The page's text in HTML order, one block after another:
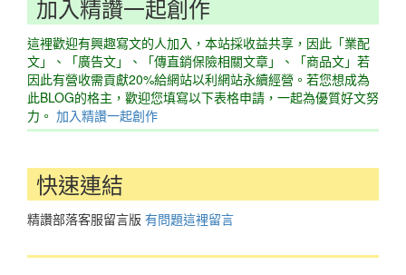
加入精讚一起創作
這裡歡迎有興趣寫文的人加入，本站採收益共享，因此「業配
文」、「廣告文」、「傳直銷保險相關文章」、「商品文」若
因此有營收需貢獻20%給網站以利網站永續經營。若您想成為
此BLOG的格主，歡迎您填寫以下表格申請，一起為優質好文努
力。 加入精讚一起創作
快速連結
精讚部落客服留言版 有問題這裡留言